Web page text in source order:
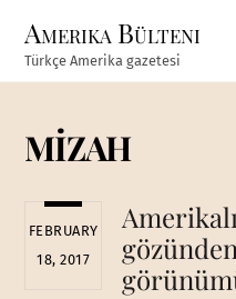
content
Amerika Bülteni
Türkçe Amerika gazetesi
MİZAH
FEBRUARY
18, 2017